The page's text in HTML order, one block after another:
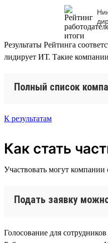
Результаты Рейтинга
лидирует ИТ. Такие
Полный список
К результатам
Как стать
Участвовать могут компании
Подать заявку
Голосование для